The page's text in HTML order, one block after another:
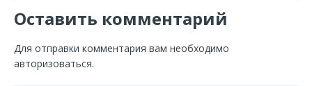
Оставить комментарий
Для отправки комментария вам необходимо
авторизоваться.